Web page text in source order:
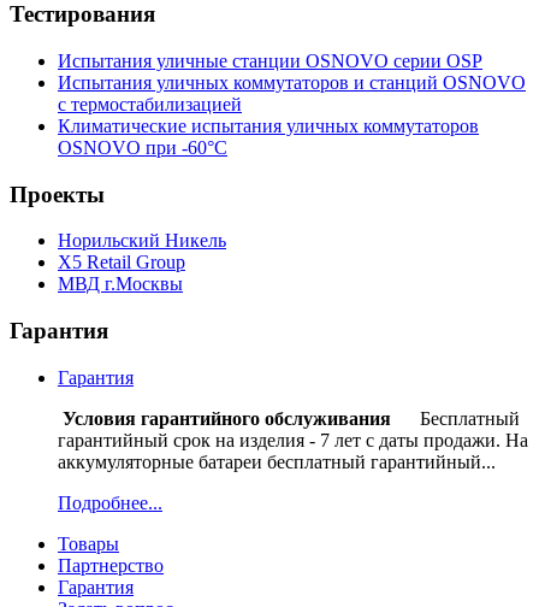
Тестирования
Испытания уличные станции OSNOVO серии OSP
Испытания уличных коммутаторов и станций OSNOVO
с термостабилизацией
Климатические испытания уличных коммутаторов
OSNOVO при -60°C
Проекты
Норильский Никель
Х5 Retail Group
МВД г.Москвы
Гарантия
Гарантия
Условия гарантийного обслуживания Бесплатный
гарантийный срок на изделия - 7 лет с даты продажи. На
аккумуляторные батареи бесплатный гарантийный...
Подробнее...
Товары
Партнерство
Гарантия